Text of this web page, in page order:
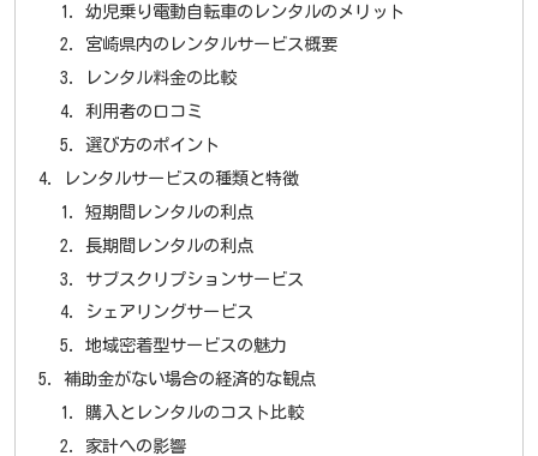
幼児乗り電動自転車のレンタルのメリット
宮崎県内のレンタルサービス概要
レンタル料金の比較
利用者の口コミ
選び方のポイント
レンタルサービスの種類と特徴
短期間レンタルの利点
長期間レンタルの利点
サブスクリプションサービス
シェアリングサービス
地域密着型サービスの魅力
補助金がない場合の経済的な観点
購入とレンタルのコスト比較
家計への影響